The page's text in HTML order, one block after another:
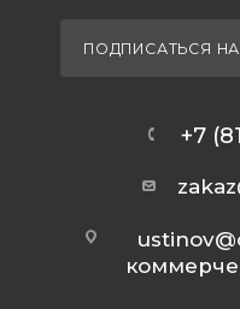
ПОДПИСАТЬСЯ
+7